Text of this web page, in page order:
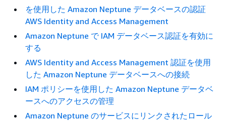
を使用した Amazon Neptune データベースの認証
AWS Identity and Access Management
Amazon Neptune で IAM データベース認証を有効に
する
AWS Identity and Access Management 認証を使用
した Amazon Neptune データベースへの接続
IAM ポリシーを使用した Amazon Neptune データベ
ースへのアクセスの管理
Amazon Neptune のサービスにリンクされたロール